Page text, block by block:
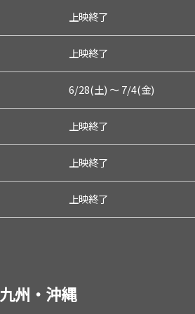
上映終了
上映終了
6/28(土) 〜 7/4(金)
上映終了
上映終了
上映終了
九州・沖縄